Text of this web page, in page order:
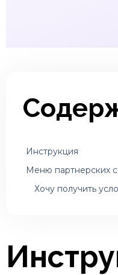
Инструкция
Меню партнерских
Хочу получить